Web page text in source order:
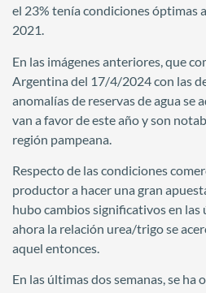
el 23% tenía condiciones óptimas
2021.
En las imágenes anteriores, que
Argentina del 17/4/2024 con las
anomalías de reservas de agua se
van a favor de este año y son
región pampeana.
Respecto de las condiciones
productor a hacer una gran
hubo cambios significativos en las
ahora la relación urea/trigo se
aquel entonces.
En las últimas dos semanas, se